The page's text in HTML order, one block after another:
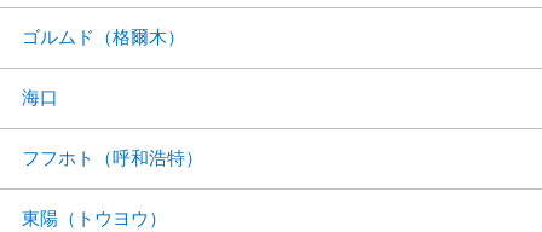
ゴルムド（格爾木）
海口
フフホト（呼和浩特）
東陽（トウヨウ）